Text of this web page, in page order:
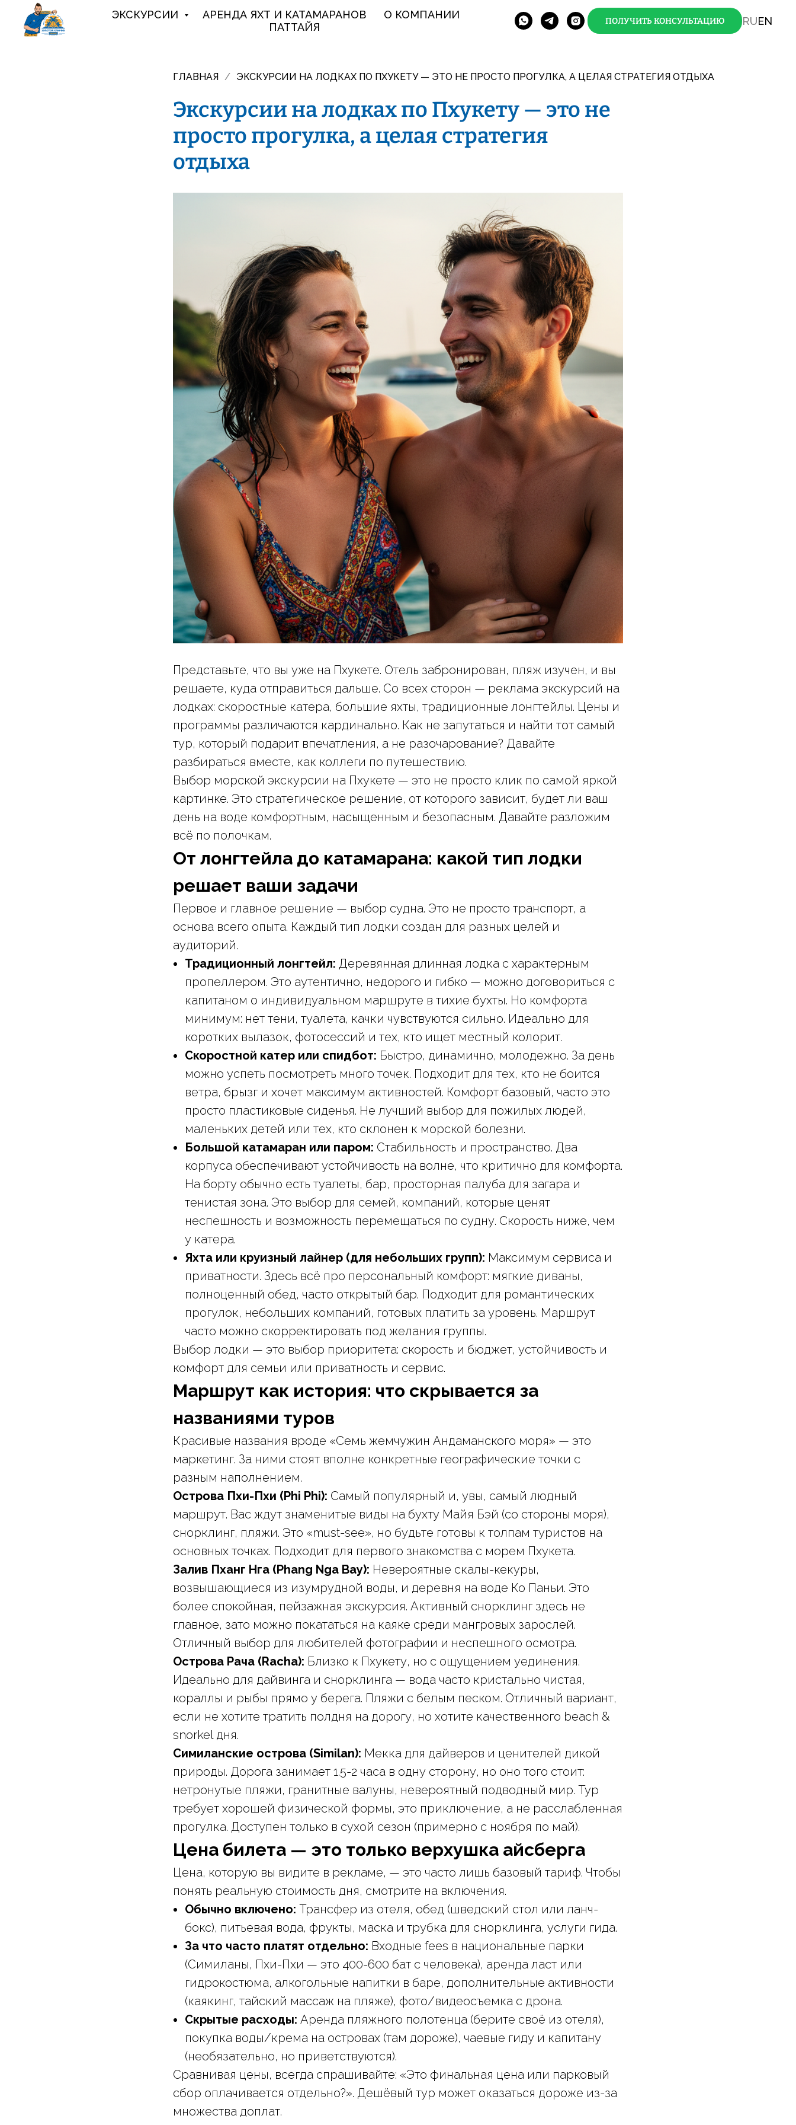
ЭКСКУРСИИ АРЕНДА ЯХТ И КАТАМАРАНОВ
О КОМПАНИИ
ПАТТАЙЯ
ПОЛУЧИТЬ КОНСУЛЬТАЦИЮ RUEN
ГЛАВНАЯ / ЭКСКУРСИИ НА ЛОДКАХ ПО ПХУКЕТУ — ЭТО НЕ ПРОСТО ПРОГУЛКА, А ЦЕЛАЯ СТРАТЕГИЯ ОТДЫХА
Экскурсии на лодках по Пхукету — это не
просто прогулка, а целая стратегия
отдыха
Представьте, что вы уже на Пхукете. Отель забронирован, пляж изучен, и вы
решаете, куда отправиться дальше. Со всех сторон — реклама экскурсий на
лодках: скоростные катера, большие яхты, традиционные лонгтейлы. Цены и
программы различаются кардинально. Как не запутаться и найти тот самый
тур, который подарит впечатления, а не разочарование? Давайте
разбираться вместе, как коллеги по путешествию.
Выбор морской экскурсии на Пхукете — это не просто клик по самой яркой
картинке. Это стратегическое решение, от которого зависит, будет ли ваш
день на воде комфортным, насыщенным и безопасным. Давайте разложим
всё по полочкам.
От лонгтейла до катамарана: какой тип лодки
решает ваши задачи
Первое и главное решение — выбор судна. Это не просто транспорт, а
основа всего опыта. Каждый тип лодки создан для разных целей и
аудиторий.
Традиционный лонгтейл: Деревянная длинная лодка с характерным
пропеллером. Это аутентично, недорого и гибко — можно договориться с
капитаном о индивидуальном маршруте в тихие бухты. Но комфорта
минимум: нет тени, туалета, качки чувствуются сильно. Идеально для
коротких вылазок, фотосессий и тех, кто ищет местный колорит.
Скоростной катер или спидбот: Быстро, динамично, молодежно. За день
можно успеть посмотреть много точек. Подходит для тех, кто не боится
ветра, брызг и хочет максимум активностей. Комфорт базовый, часто это
просто пластиковые сиденья. Не лучший выбор для пожилых людей,
маленьких детей или тех, кто склонен к морской болезни.
Большой катамаран или паром: Стабильность и пространство. Два
корпуса обеспечивают устойчивость на волне, что критично для комфорта.
На борту обычно есть туалеты, бар, просторная палуба для загара и
тенистая зона. Это выбор для семей, компаний, которые ценят
неспешность и возможность перемещаться по судну. Скорость ниже, чем
у катера.
Яхта или круизный лайнер (для небольших групп): Максимум сервиса и
приватности. Здесь всё про персональный комфорт: мягкие диваны,
полноценный обед, часто открытый бар. Подходит для романтических
прогулок, небольших компаний, готовых платить за уровень. Маршрут
часто можно скорректировать под желания группы.
Выбор лодки — это выбор приоритета: скорость и бюджет, устойчивость и
комфорт для семьи или приватность и сервис.
Маршрут как история: что скрывается за
названиями туров
Красивые названия вроде «Семь жемчужин Андаманского моря» — это
маркетинг. За ними стоят вполне конкретные географические точки с
разным наполнением.
Острова Пхи-Пхи (Phi Phi): Самый популярный и, увы, самый людный
маршрут. Вас ждут знаменитые виды на бухту Майя Бэй (со стороны моря),
снорклинг, пляжи. Это «must-see», но будьте готовы к толпам туристов на
основных точках. Подходит для первого знакомства с морем Пхукета.
Залив Пханг Нга (Phang Nga Bay): Невероятные скалы-кекуры,
возвышающиеся из изумрудной воды, и деревня на воде Ко Паньи. Это
более спокойная, пейзажная экскурсия. Активный снорклинг здесь не
главное, зато можно покататься на каяке среди мангровых зарослей.
Отличный выбор для любителей фотографии и неспешного осмотра.
Острова Рача (Racha): Близко к Пхукету, но с ощущением уединения.
Идеально для дайвинга и снорклинга — вода часто кристально чистая,
кораллы и рыбы прямо у берега. Пляжи с белым песком. Отличный вариант,
если не хотите тратить полдня на дорогу, но хотите качественного beach &
snorkel дня.
Симиланские острова (Similan): Мекка для дайверов и ценителей дикой
природы. Дорога занимает 1.5-2 часа в одну сторону, но оно того стоит:
нетронутые пляжи, гранитные валуны, невероятный подводный мир. Тур
требует хорошей физической формы, это приключение, а не расслабленная
прогулка. Доступен только в сухой сезон (примерно с ноября по май).
Цена билета — это только верхушка айсберга
Цена, которую вы видите в рекламе, — это часто лишь базовый тариф. Чтобы
понять реальную стоимость дня, смотрите на включения.
Обычно включено: Трансфер из отеля, обед (шведский стол или ланч-
бокс), питьевая вода, фрукты, маска и трубка для снорклинга, услуги гида.
За что часто платят отдельно: Входные fees в национальные парки
(Симиланы, Пхи-Пхи — это 400-600 бат с человека), аренда ласт или
гидрокостюма, алкогольные напитки в баре, дополнительные активности
(каякинг, тайский массаж на пляже), фото/видеосъемка с дрона.
Скрытые расходы: Аренда пляжного полотенца (берите своё из отеля),
покупка воды/крема на островах (там дороже), чаевые гиду и капитану
(необязательно, но приветствуются).
Сравнивая цены, всегда спрашивайте: «Это финальная цена или парковый
сбор оплачивается отдельно?». Дешёвый тур может оказаться дороже из-за
множества доплат.